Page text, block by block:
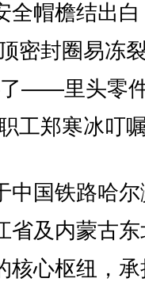
全帽檐结出白
密封圈易冻
了——里头零
工郑寒冰叮
国铁路哈尔
省及内蒙古
核心枢纽，